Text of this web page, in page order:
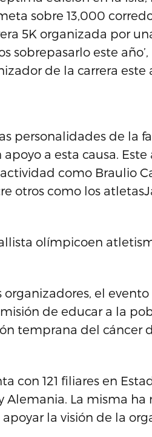
sobre 13,000
5K organizada por
sobrepasarlo este
de la carrera este
personalidades de la
a esta causa. Este
como Braulio
otros como los
olímpicoen
el
de educar a la
temprana del cáncer
con 121 filiares en
Alemania. La misma ha
la visión de la